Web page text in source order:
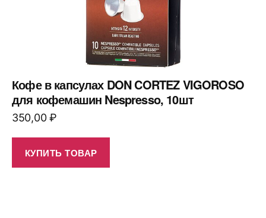
Кофе в капсулах DON CORTEZ VIGOROSO
для кофемашин Nespresso, 10шт
350,00₽
КУПИТЬ ТОВАР